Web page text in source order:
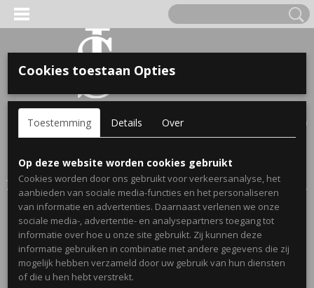
Inloggen Registreren
(0)
Home >Webshop>Setjes met initialen> Setjes met Initialen -
Jouw letters, jouw stijl, jouw outfit
VOOR KINDEREN
OPA & OMA.
NAAM EN GEBOORTEJAAR
Cookies toestaan Opties
Toestemming Details Over
Op deze website worden cookies gebruikt
Cookies worden door ons gebruikt voor verkeersanalyse, het
aanbieden van sociale media-functies en het personaliseren
van informatie en advertenties. Daarnaast verlenen we onze
sociale media-, advertentie- en analysepartners toegang tot
informatie over hoe u onze site gebruikt. Zij kunnen deze
informatie gebruiken in combinatie met andere gegevens die zij
mogelijk hebben verzameld door uw gebruik van hun diensten
of die u hen hebt verstrekt.